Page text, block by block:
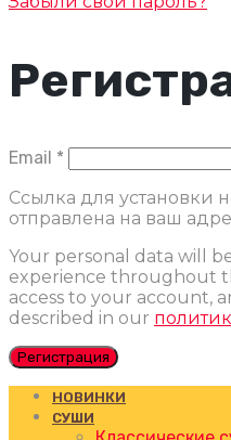
Email *
Ссылка для установки
отправлена ​​на ваш
Your personal data will
experience throughout
access to your account,
described in our
Регистрация
НОВИНКИ
СУШИ